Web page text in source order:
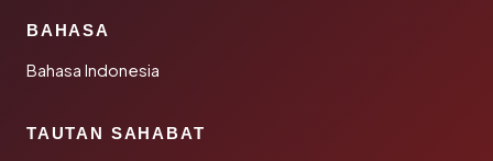
BAHASA
Bahasa Indonesia
TAUTAN SAHABAT